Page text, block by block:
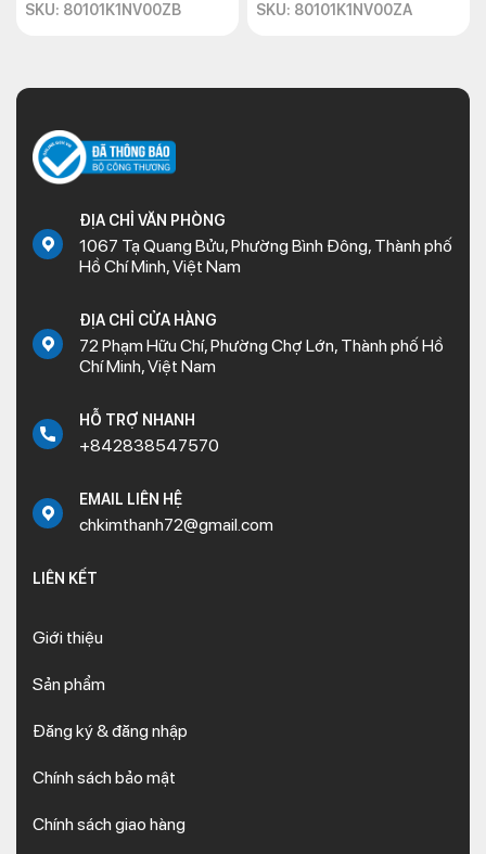
SKU: 80101K1NV00ZB
SKU: 80101K1NV00ZA
ĐỊA CHỈ VĂN PHÒNG
1067 Tạ Quang Bửu, Phường Bình Đông, Thành phố
Hồ Chí Minh, Việt Nam
ĐỊA CHỈ CỬA HÀNG
72 Phạm Hữu Chí, Phường Chợ Lớn, Thành phố Hồ
Chí Minh, Việt Nam
HỖ TRỢ NHANH
+842838547570
EMAIL LIÊN HỆ
chkimthanh72@gmail.com
LIÊN KẾT
Giới thiệu
Sản phẩm
Đăng ký & đăng nhập
Chính sách bảo mật
Chính sách giao hàng